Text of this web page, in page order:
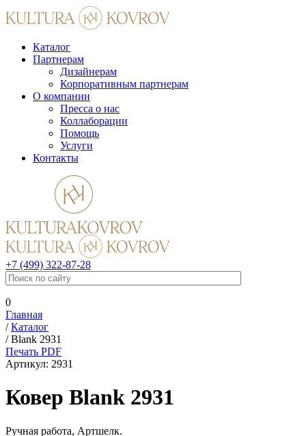
Каталог
Партнерам
Дизайнерам
Корпоративным партнерам
О компании
Пресса о нас
Коллаборации
Помощь
Услуги
Контакты
+7 (499) 322-87-28
0
Главная
/Каталог
/Blank 2931
Печать PDF
Артикул: 2931
Ковер Blank 2931
Ручная работа, Артшелк.